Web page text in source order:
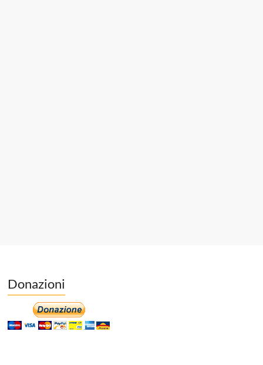
Donazioni